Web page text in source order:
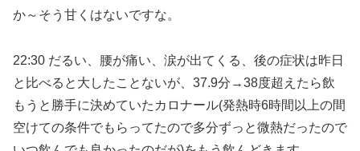
か～そう甘くはないですな。
22:30 だるい、腰が痛い、涙が出てくる、後の症状は昨日
と比べると大したことないが、37.9分→38度超えたら飲
もうと勝手に決めていたカロナール(発熱時6時間以上の間
空けての条件でもらってたので多分ずっと微熱だったので